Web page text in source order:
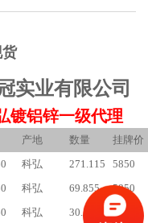
实业有限公司
镀铝锌一级代理
产地 数量
挂牌价
科弘 271.115
5850
科弘 69.855
5850
科弘 30.59
5900